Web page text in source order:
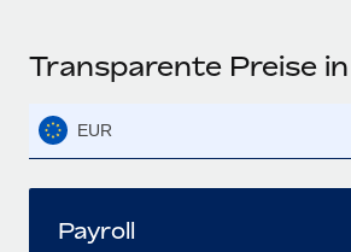
Transparente Preise
EUR
Payroll